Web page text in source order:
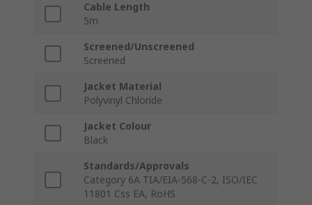
Cable Length
5m
Screened/Unscreened
Screened
Jacket Material
Polyvinyl Chloride
Jacket Colour
Black
Standards/Approvals
Category 6A TIA/EIA-568-C-2, ISO/IEC
11801 Css EA, RoHS